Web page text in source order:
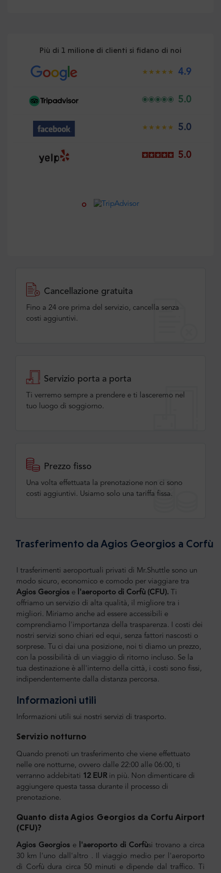
Più di 1 milione di clienti si fidano di noi
4.9
5.0
5.0
5.0
Cancellazione gratuita
Fino a 24 ore prima del servizio, cancella senza
costi aggiuntivi.
Servizio porta a porta
Ti verremo sempre a prendere e ti lasceremo nel
tuo luogo di soggiorno.
Prezzo fisso
Una volta effettuata la prenotazione non ci sono
costi aggiuntivi. Usiamo solo una tariffa fissa.
Trasferimento da Agios Georgios a Corfù
I trasferimenti aeroportuali privati di Mr.Shuttle sono un
modo sicuro, economico e comodo per viaggiare tra
Agios Georgios e l'aeroporto di Corfù (CFU).
Ti
offriamo un servizio di alta qualità, il migliore tra i
migliori. Miriamo anche ad essere accessibili e
comprendiamo l'importanza della trasparenza. I costi dei
nostri servizi sono chiari ed equi, senza fattori nascosti o
sorprese. Tu ci dai una posizione, noi ti diamo un prezzo,
con la possibilità di un viaggio di ritorno incluso. Se la
tua destinazione è all'interno della città, i costi sono fissi,
indipendentemente dalla distanza percorsa.
Informazioni utili
Informazioni utili sui nostri servizi di trasporto.
Servizio notturno
Quando prenoti un trasferimento che viene effettuato
nelle ore notturne, ovvero dalle 22:00 alle 06:00, ti
verranno addebitati 12 EURin più. Non dimenticare di
aggiungere questa tassa durante il processo di
prenotazione.
Quanto dista Agios Georgios da Corfu Airport
(CFU)?
Agios Georgios e l'aeroporto di Corfùsi trovano a circa
30 km l'uno dall'altro . Il viaggio medio per l'aeroporto
di Corfù dura circa 50 minuti e dipende dal traffico. Ti